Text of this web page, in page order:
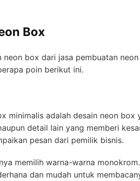
Box
neon box dari jasa pembuatan
poin berikut ini.
minimalis adalah desain neon
detail lain yang memberi
pesan dari pemilik bisnis.
memilih warna-warna
dan mudah untuk